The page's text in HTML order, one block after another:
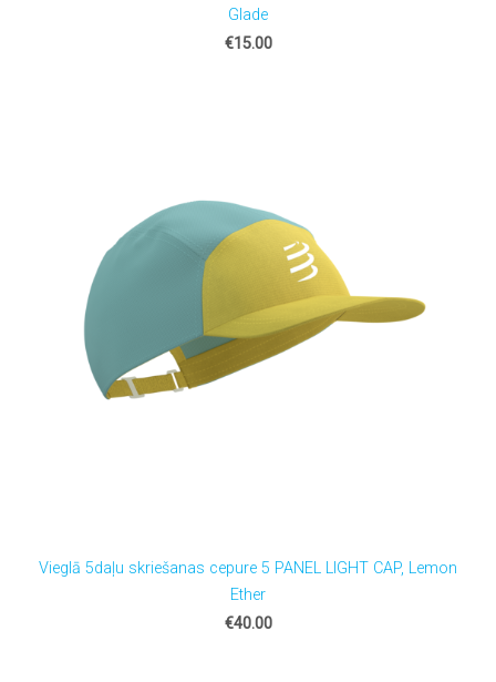
Glade
€15.00
Vieglā 5daļu skriešanas cepure 5 PANEL LIGHT CAP, Lemon
Ether
€40.00